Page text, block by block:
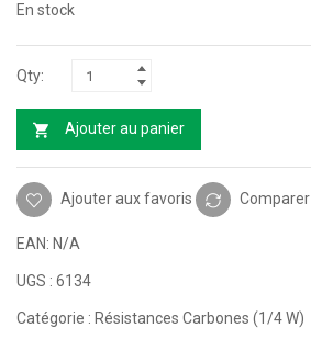
En stock
Ajouter au panier
Ajouter aux favoris Comparer
EAN: N/A
UGS : 6134
Catégorie : Résistances Carbones (1/4 W)